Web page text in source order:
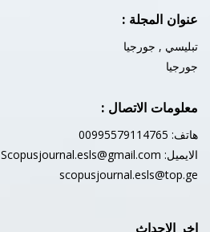
عنوان المجلة :
تبليسي , جورجيا
جورجيا
معلومات الاتصال :
هاتف: 00995579114765
الايميل: Scopusjournal.esls@gmail.com
scopusjournal.esls@top.ge
اخر الاحداث